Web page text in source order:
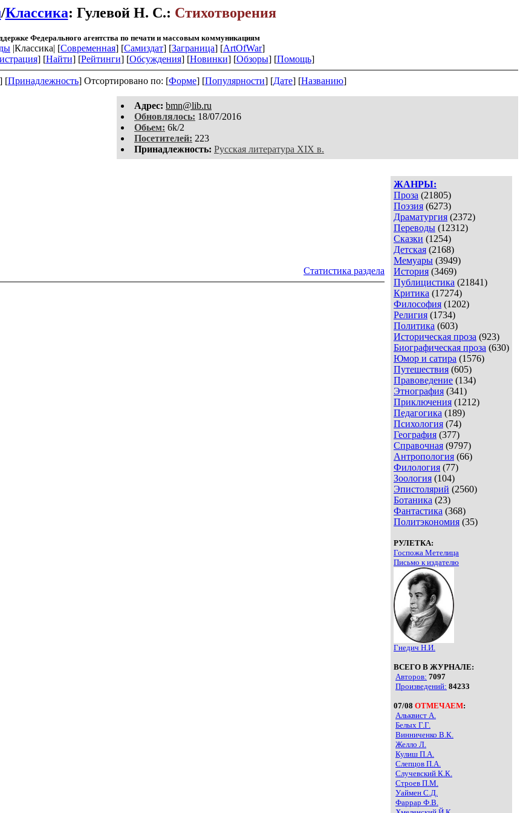
/Классика: Гулевой Н. С.: Стихотворения
Федерального агентства по печати и массовым коммуникациям
|Классика| [Современная] [Самиздат] [Заграница] [ArtOfWar]
] [Найти] [Рейтинги] [Обсуждения] [Новинки] [Обзоры] [Помощь]
] [Принадлежность] Отсортировано по: [Форме] [Популярности] [Дате] [Названию]
Aдpeс: bmn@lib.ru
Обновлялось: 18/07/2016
Обьем: 6k/2
Посетителей: 223
Принадлежность: Русская литература XIX в.
ЖАНРЫ:
Проза (21805)
Поэзия (6273)
Драматургия (2372)
Переводы (12312)
Сказки (1254)
Детская (2168)
Мемуары (3949)
История (3469)
Публицистика (21841)
Критика (17274)
Философия (1202)
Религия (1734)
Политика (603)
Историческая проза (923)
Биографическая проза (630)
Юмор и сатира (1576)
Путешествия (605)
Правоведение (134)
Этнография (341)
Приключения (1212)
Педагогика (189)
Психология (74)
География (377)
Справочная (9797)
Антропология (66)
Филология (77)
Зоология (104)
Эпистолярий (2560)
Ботаника (23)
Фантастика (368)
Политэкономия (35)
РУЛЕТКА:
Госпожа Метелица
Письмо к издателю
Гнедич Н.И.
ВСЕГО В ЖУРНАЛЕ:
Авторов: 7097
Произведений: 84233
07/08 ОТМЕЧАЕМ:
Альквист А.
Белых Г.Г.
Винниченко В.К.
Желло Л.
Кулиш П.А.
Слепцов П.А.
Случевский К.К.
Строев П.М.
Уаймен С.Д.
Фаррар Ф.В.
Статистика раздела